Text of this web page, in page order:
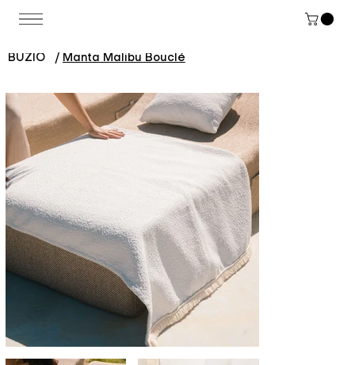
BUZIO / Manta Malibu Bouclé